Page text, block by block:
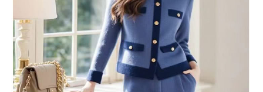
２．訂單成立數日內，您將收到繳費通知簡訊。
３．收到繳費通知簡訊後14天內，點擊此簡訊中的連結，可透過四大超商／
ATM／網路銀行／等多元方式進行付款，方視為交易完成。
※ 請注意：結帳手續完成當下不需立刻繳費，但若您需要取消訂單，請聯絡
購買商品的店家。未經商家同意取消之訂單仍視為有效，需透過AFTEE先享
後付繳納相關費用。
※ 交易是否成功請以「AFTEE先享後付 」之結帳頁面顯示為準，若有關於
是否繳費成功／繳費後需取消欲退款等相關疑問，請聯繫「AFTEE先享後付
每筆NT$79，滿NT$599(含以上)免運費
7-11取貨付款
每筆NT$79，滿NT$1,000(含以上)免運費
付款後7-11取貨
每筆NT$79，滿NT$1,000(含以上)免運費